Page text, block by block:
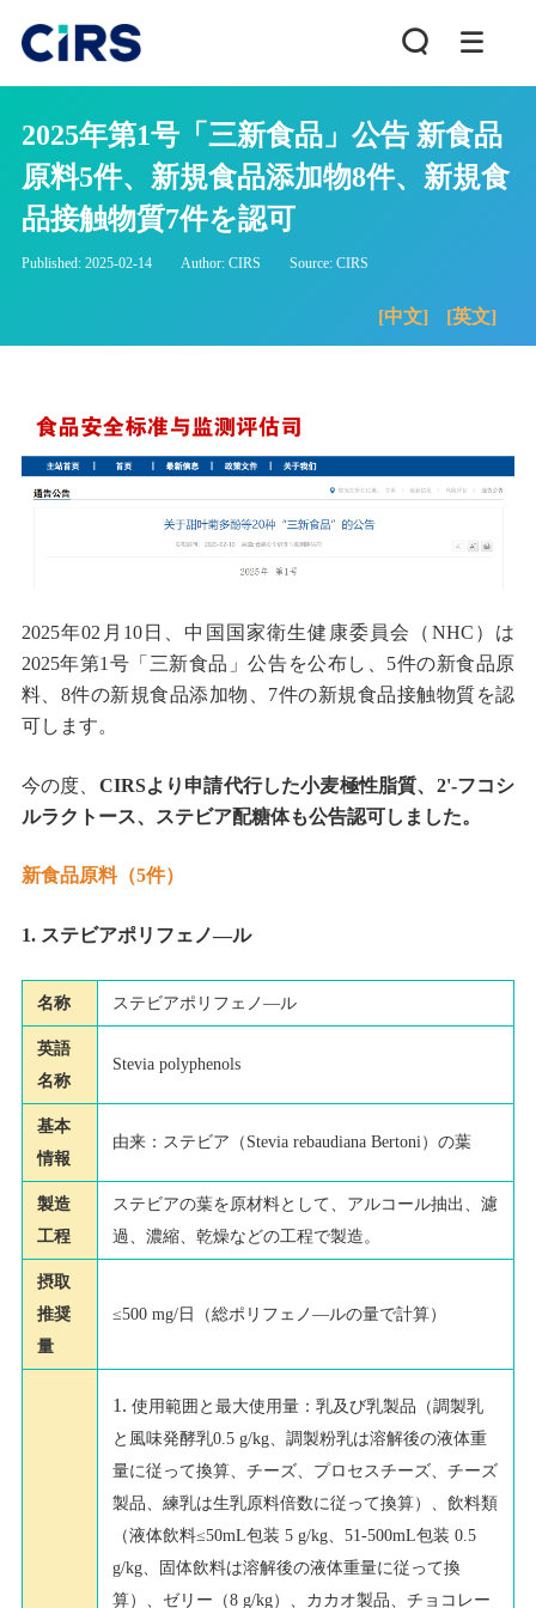
2025年第1号「三新食品」公告 新食品
原料5件、新規食品添加物8件、新規食
品接触物質7件を認可
Published: 2025-02-14 Author: CIRS Source: CIRS
[中文] [英文]
2025年02月10日、中国国家衛生健康委員会（NHC）は
2025年第1号「三新食品」公告を公布し、5件の新食品原
料、8件の新規食品添加物、7件の新規食品接触物質を認
可します。
今の度、 CIRSより申請代行した小麦極性脂質、2'-フコシ
ルラクトース、ステビア配糖体も公告認可しました。
新食品原料（5件）
1. ステビアポリフェノ—ル
名称 ステビアポリフェノ—ル
英語
名称
Stevia polyphenols
基本
情報
由来：ステビア（Stevia rebaudiana Bertoni）の葉
製造
工程
ステビアの葉を原材料として、アルコール抽出、濾
過、濃縮、乾燥などの工程で製造。
摂取
推奨
量
≤500 mg/日（総ポリフェノ—ルの量で計算）
使用範囲と最大使用量：乳及び乳製品（調製乳
と風味発酵乳0.5 g/kg、調製粉乳は溶解後の液体重
量に従って換算、チーズ、プロセスチーズ、チーズ
製品、練乳は生乳原料倍数に従って換算）、飲料類
（液体飲料≤50mL包装 5 g/kg、51-500mL包装 0.5
g/kg、固体飲料は溶解後の液体重量に従って換
算）、ゼリー（8 g/kg）、カカオ製品、チョコレー